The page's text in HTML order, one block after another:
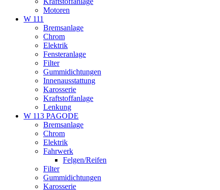
Motoren
W 111
Bremsanlage
Chrom
Elektrik
Fensteranlage
Filter
Gummidichtungen
Innenausstattung
Karosserie
Kraftstoffanlage
Lenkung
W 113 PAGODE
Bremsanlage
Chrom
Elektrik
Fahrwerk
Felgen/Reifen
Filter
Gummidichtungen
Karosserie